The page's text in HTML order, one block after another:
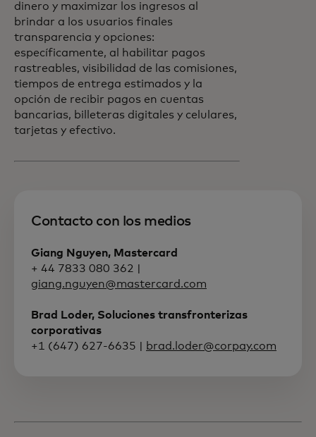
dinero y maximizar los ingresos al
brindar a los usuarios finales
transparencia y opciones:
específicamente, al habilitar pagos
rastreables, visibilidad de las comisiones,
tiempos de entrega estimados y la
opción de recibir pagos en cuentas
bancarias, billeteras digitales y celulares,
tarjetas y efectivo.
Contacto con los medios
Giang Nguyen, Mastercard
+ 44 7833 080 362 |
giang.nguyen@mastercard.com
Brad Loder, Soluciones transfronterizas
corporativas
+1 (647) 627-6635 |
brad.loder@corpay.com